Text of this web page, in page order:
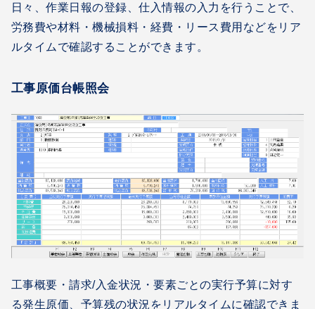
日々、作業日報の登録、仕入情報の入力を行うことで、
労務費や材料・機械損料・経費・リース費用などをリア
ルタイムで確認することができます。
工事原価台帳照会
工事概要・請求/入金状況・要素ごとの実行予算に対す
る発生原価、予算残の状況をリアルタイムに確認できま